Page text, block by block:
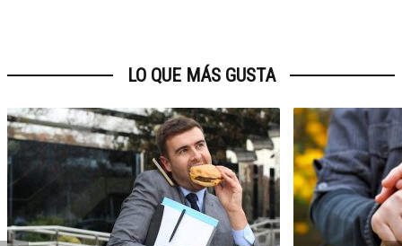
LO QUE MÁS GUSTA